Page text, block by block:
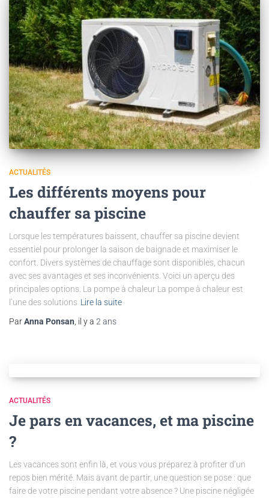
ACTUALITÉS
Les différents moyens pour
chauffer sa piscine
Lorsque les températures baissent, chauffer sa piscine devient
essentiel pour prolonger la saison de baignade et maximiser le
confort. Divers systèmes de chauffage sont disponibles, chacun
avec ses avantages et ses inconvénients. Voici un aperçu des
principales options. La pompe à chaleur La pompe à chaleur est
l’une des solutions Lire la suite
ParAnna Ponsan , il y a 2 ans
ACTUALITÉS
Je pars en vacances, et ma piscine
?
Les vacances sont enfin là, et vous vous préparez à profiter d’un
repos bien mérité. Mais avant de partir, une question se pose : que
faire de votre piscine pendant votre absence ? Une piscine négligée